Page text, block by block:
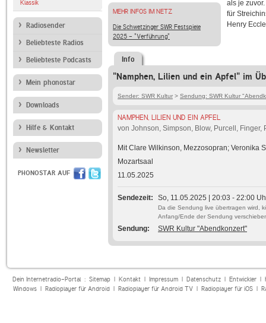
Klassik
Radiosender
Beliebteste Radios
Beliebteste Podcasts
Mein phonostar
Downloads
Hilfe & Kontakt
Newsletter
PHONOSTAR AUF
MEHR INFOS IM NETZ
Die Schwetzinger SWR Festspiele
2025 - "Verführung"
als je
für
Henry
Info
"Namphen, Lilien und ein Apfel" im
Sender: SWR Kultur > Sendung: SWR Kultur
NAMPHEN, LILIEN UND EIN APFEL
von Johnson, Simpson, Blow, Purcell, Finger,
Mit Clare Wilkinson, Mezzosopran; Veronika
Mozartsaal
11.05.2025
Sendezeit So, 11.05.2025 | 20:03 - 22:00
Da die Sendung live übertragen wird,
Anfang/Ende der Sendung
Sendung SWR Kultur "Abendkonzert"
Dein Internetradio-Portal : Sitemap| Kontakt| Impressum| Datenschutz| Entwickler|
Windows| Radioplayer für Android| Radioplayer für Android TV| Radioplayer für iOS|